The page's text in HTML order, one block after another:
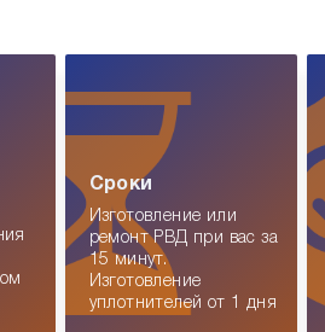
Сроки
Изготовление или
ремонт РВД при вас за
15 минут.
Изготовление
уплотнителей от 1 дня